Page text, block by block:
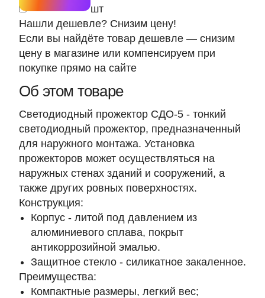
шт
Нашли дешевле? Снизим цену!
Если вы найдёте товар дешевле — снизим
цену в магазине или компенсируем при
покупке прямо на сайте
Об этом товаре
Светодиодный прожектор СДО-5 - тонкий
светодиодный прожектор, предназначенный
для наружного монтажа. Установка
прожекторов может осуществляться на
наружных стенах зданий и сооружений, а
также других ровных поверхностях.
Конструкция:
Корпус - литой под давлением из
алюминиевого сплава, покрыт
антикоррозийной эмалью.
Защитное стекло - силикатное закаленное.
Преимущества:
Компактные размеры, легкий вес;